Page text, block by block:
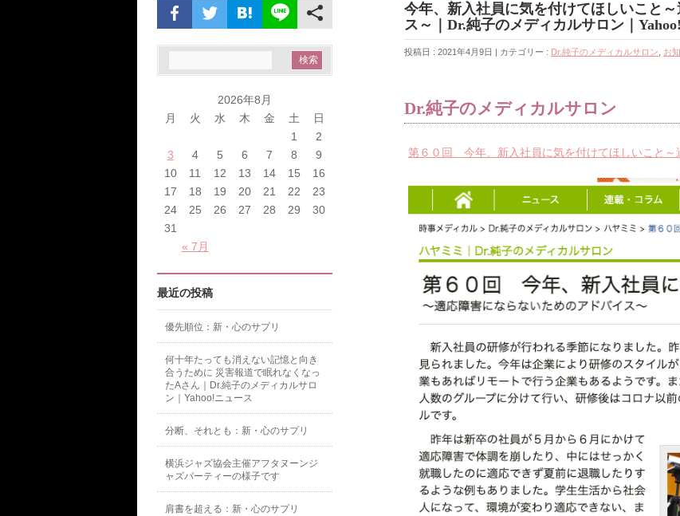
今年、新入社員に気を付けてほしいこと
ス～｜Dr.純子のメディカルサロン｜
投稿日 : 2021年4月9日 | カテゴリー : Dr.純子のメディカルサロン お
Dr.純子のメディカルサロン
第６０回 今年、新入社員に気を付けてほしいこと～
2026年8月
月
火 水 木 金 土 日
« 7月
1
2
3
4 5 6 7 8
9
10
11 12 13 14 15
16
17
18 19 20 21 22
23
24
25 26 27 28 29
30
31
最近の投稿
優先順位：新・心のサプリ
何十年たっても消えない記憶と向き
合うために 災害報道で眠れなくなっ
たAさん｜Dr.純子のメディカルサロ
ン｜Yahoo!ニュース
分断、それとも：新・心のサプリ
横浜ジャズ協会主催アフタヌーンジ
ャズパーティーの様子です
肩書を超える：新・心のサプリ